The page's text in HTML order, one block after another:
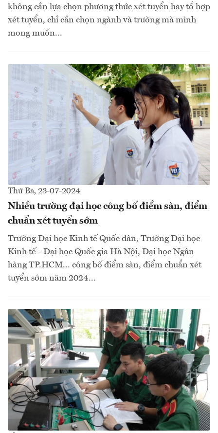
không cần lựa chọn phương thức xét tuyển hay tổ hợp
xét tuyển, chỉ cần chọn ngành và trường mà mình
mong muốn...
Thứ Ba, 23-07-2024
Nhiều trường đại học công bố điểm sàn, điểm
chuẩn xét tuyển sớm
Trường Đại học Kinh tế Quốc dân, Trường Đại học
Kinh tế - Đại học Quốc gia Hà Nội, Đại học Ngân
hàng TP.HCM... công bố điểm sàn, điểm chuẩn xét
tuyển sớm năm 2024...